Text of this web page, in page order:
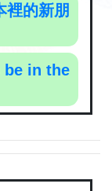
裡的新朋
be in the